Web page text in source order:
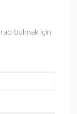
bulmak için